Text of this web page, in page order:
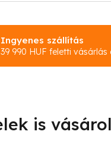
Ingyenes szállítás
39 990 HUF feletti vásárlás